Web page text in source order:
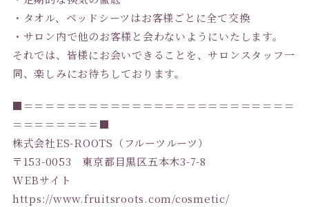
・タオル、ベッドシーツはお客様ごとに全て交換
・サロン内で他のお客様と会わないようにいたします。
それでは、皆様にお会いできることを、サロンスタッフ一
同、楽しみにお待ちしております。
■＝＝＝＝＝＝＝＝＝＝＝＝＝＝＝＝＝＝＝＝＝＝＝＝＝
＝＝＝＝＝＝＝＝■
株式会社ES-ROOTS（フルーツルーツ）
〒153-0053 東京都目黒区五本木3-7-8
WEBサイト
https://www.fruitsroots.com/cosmetic/